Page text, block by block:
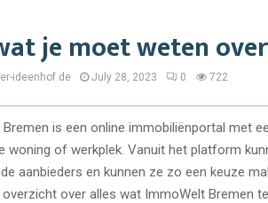
je moet weten
ideenhof.de July 28, 2023 0 722
is een online immobiliënportal met
woning of werkplek. Vanuit het platform
aanbieders en kunnen ze zo een keuze
overzicht over alles wat ImmoWelt Bremen